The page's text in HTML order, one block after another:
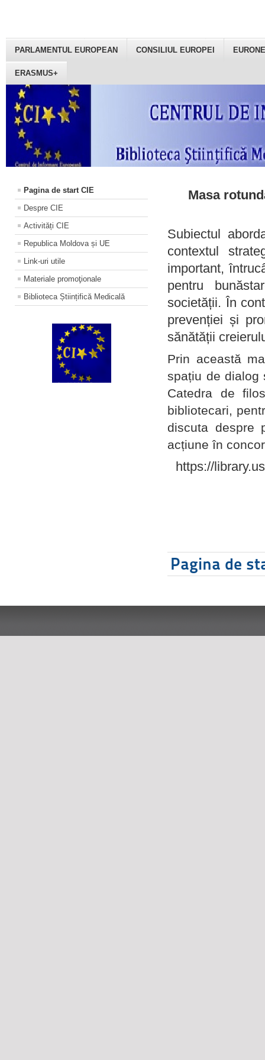
PARLAMENTUL EUROPEAN CONSILIUL EUROPEI
ERASMUS+
Pagina de start CIE
Despre CIE
Activități CIE
Republica Moldova și UE
Link-uri utile
Materiale promoţionale
Biblioteca Științifică Medicală
Masa
Subiectul
contextul
important,
pentru
societății. În
prevenției și
sănătății
Prin această
spațiu de dialog
Catedra de
bibliotecari,
discuta despre
acțiune în
https://
Pagina de